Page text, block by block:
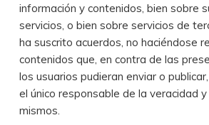
información y contenidos, bien sobre
servicios, o bien sobre servicios de
ha suscrito acuerdos, no haciéndose
contenidos que, en contra de las
los usuarios pudieran enviar o
el único responsable de la veracidad
mismos.